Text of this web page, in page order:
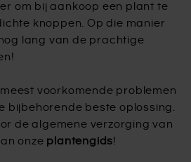
om bij aankoop een plant te
knoppen. Op die manier
lang van de prachtige
voorkomende problemen
bijbehorende beste oplossing.
de algemene verzorging van
onze plantengids!